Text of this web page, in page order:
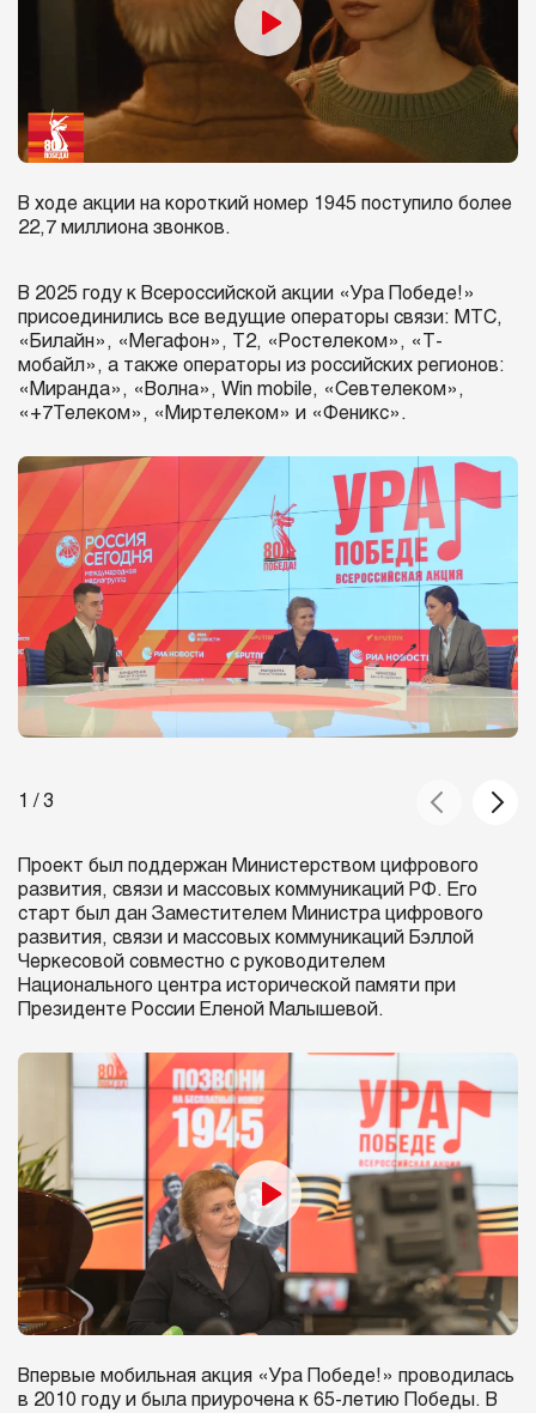
В ходе акции на короткий номер 1945 поступило более
22,7 миллиона звонков.
В 2025 году к Всероссийской акции «Ура Победе!»
присоединились все ведущие операторы связи: МТС,
«Билайн», «Мегафон», T2, «Ростелеком», «Т-
мобайл», а также операторы из российских регионов:
«Миранда», «Волна», Win mobile, «Севтелеком»,
«+7Телеком», «Миртелеком» и «Феникс».
1 / 3
Проект был поддержан Министерством цифрового
развития, связи и массовых коммуникаций РФ. Его
старт был дан Заместителем Министра цифрового
развития, связи и массовых коммуникаций Бэллой
Черкесовой совместно с руководителем
Национального центра исторической памяти при
Президенте России Еленой Малышевой.
Впервые мобильная акция «Ура Победе!» проводилась
в 2010 году и была приурочена к 65-летию Победы. В